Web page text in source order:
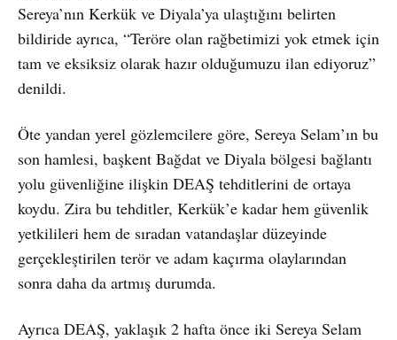
Sereya’nın Kerkük ve Diyala’ya ulaştığını belirten
bildiride ayrıca, “Teröre olan rağbetimizi yok etmek için
tam ve eksiksiz olarak hazır olduğumuzu ilan ediyoruz”
denildi.
Öte yandan yerel gözlemcilere göre, Sereya Selam’ın bu
son hamlesi, başkent Bağdat ve Diyala bölgesi bağlantı
yolu güvenliğine ilişkin DEAŞ tehditlerini de ortaya
koydu. Zira bu tehditler, Kerkük’e kadar hem güvenlik
yetkilileri hem de sıradan vatandaşlar düzeyinde
gerçekleştirilen terör ve adam kaçırma olaylarından
sonra daha da artmış durumda.
Ayrıca DEAŞ, yaklaşık 2 hafta önce iki Sereya Selam